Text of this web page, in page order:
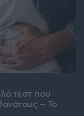
τεστ που
– Το